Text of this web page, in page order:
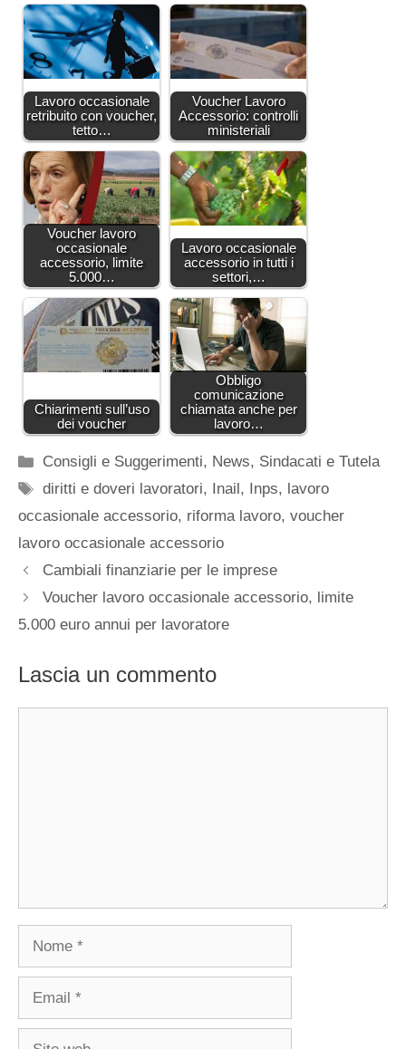
Lavoro occasionale
retribuito con voucher,
tetto…
Voucher Lavoro
Accessorio: controlli
ministeriali
Voucher lavoro
occasionale
accessorio, limite
5.000…
Lavoro occasionale
accessorio in tutti i
settori,…
Chiarimenti sull’uso
dei voucher
Obbligo
comunicazione
chiamata anche per
lavoro…
Categorie
Consigli e Suggerimenti, News, Sindacati e Tutela
Tag
diritti e doveri lavoratori, Inail , Inps, lavoro
occasionale accessorio, riforma lavoro, voucher
lavoro occasionale accessorio
Cambiali finanziarie per le imprese
Voucher lavoro occasionale accessorio, limite
5.000 euro annui per lavoratore
Lascia un commento
Nome
Email
Sito